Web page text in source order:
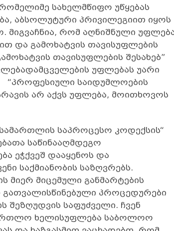
სახელმწიფო უწყებას
აბსოლუტური პრივილეგიით იყოს
რომ აღნიშნული
და გამოხატვის თავისუფლების
თავისუფლების შესახებ”
უფლებას უარი
“პროფესიული საიდუმლოების
არ აქვს უფლება, მოითხოვოს
საპროცესო კოდექსის“
საწინააღმდეგო
ეჭქვეშ დააყენოს და
საქმიანობის საზღვრებს.
მიერ მიცემული განმარტების
პროცედურები
შეზღუდვის საფუძველი. ჩვენ
ხელისუფლება საბოლოო